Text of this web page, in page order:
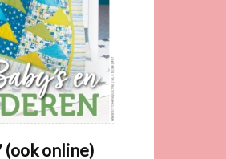
online)